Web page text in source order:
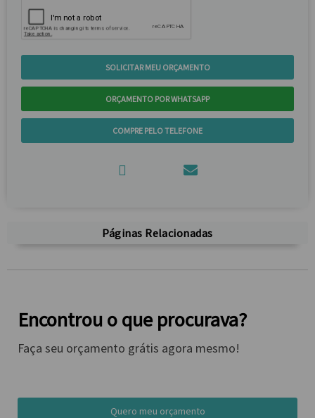
SOLICITAR MEU ORÇAMENTO
ORÇAMENTO POR WHATSAPP
COMPRE PELO TELEFONE
Páginas Relacionadas
Encontrou o que procurava?
Faça seu orçamento grátis agora mesmo!
Quero meu orçamento